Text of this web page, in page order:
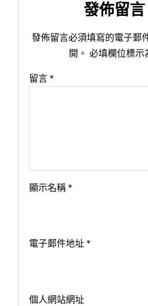
發佈留言
發佈留言必須填寫的電子郵
開。 必填欄位標示
留言 *
顯示名稱 *
電子郵件地址 *
個人網站網址